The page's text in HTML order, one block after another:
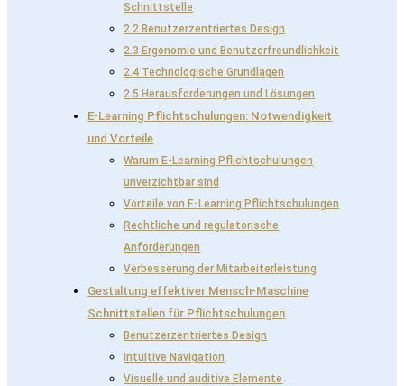
Schnittstelle
2.2 Benutzerzentriertes Design
2.3 Ergonomie und Benutzerfreundlichkeit
2.4 Technologische Grundlagen
2.5 Herausforderungen und Lösungen
E-Learning Pflichtschulungen: Notwendigkeit
und Vorteile
Warum E-Learning Pflichtschulungen
unverzichtbar sind
Vorteile von E-Learning Pflichtschulungen
Rechtliche und regulatorische
Anforderungen
Verbesserung der Mitarbeiterleistung
Gestaltung effektiver Mensch-Maschine
Schnittstellen für Pflichtschulungen
Benutzerzentriertes Design
Intuitive Navigation
Visuelle und auditive Elemente